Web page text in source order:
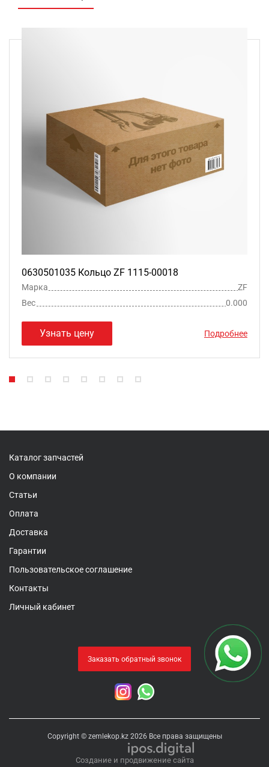
0630501035 Кольцо ZF 1115-00018
Марка
ZF
Вес
0.000
Узнать цену Подробнее
Каталог запчастей
О компании
Статьи
Оплата
Доставка
Гарантии
Пользовательское соглашение
Контакты
Личный кабинет
Заказать обратный звонок
Copyright © zemlekop.kz 2026 Все права защищены
Создание и продвижение сайта